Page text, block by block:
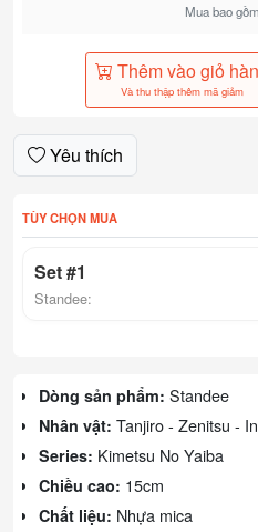
Mua bao
Thêm vào giỏ
Và thu thập thêm mã giảm
Yêu thích
TÙY CHỌN MUA
Set #1
Standee:
Dòng sản phẩm: Standee
Nhân vật: Tanjiro - Zenitsu -
Series: Kimetsu No Yaiba
Chiều cao: 15cm
Chất liệu: Nhựa mica